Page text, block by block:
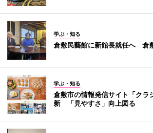
学ぶ・知る
倉敷民藝館に新館長就任へ 倉
学ぶ・知る
倉敷市の情報発信サイト「クラ
新 「見やすさ」向上図る